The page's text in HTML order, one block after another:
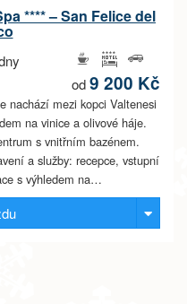
**** – San Felice del
od9 200 Kč
nachází mezi kopci Valtenesi
na vinice a olivové háje.
s vnitřním bazénem.
a služby: recepce, vstupní
s výhledem na…